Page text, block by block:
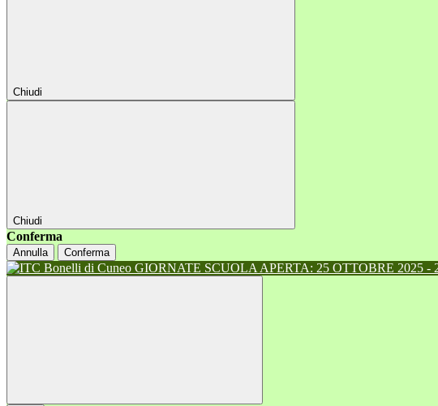
Chiudi
Chiudi
Conferma
Annulla Conferma
GIORNATE SCUOLA APERTA: 25 OTTOBRE 2025